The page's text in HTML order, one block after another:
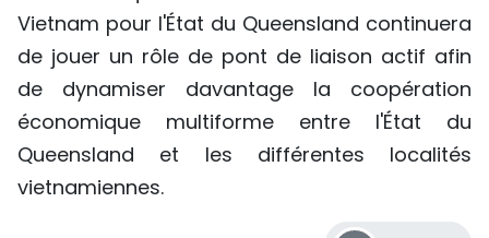
Vietnam pour l'État du Queensland continuera
de jouer un rôle de pont de liaison actif afin
de dynamiser davantage la coopération
économique multiforme entre l'État du
Queensland et les différentes localités
vietnamiennes.